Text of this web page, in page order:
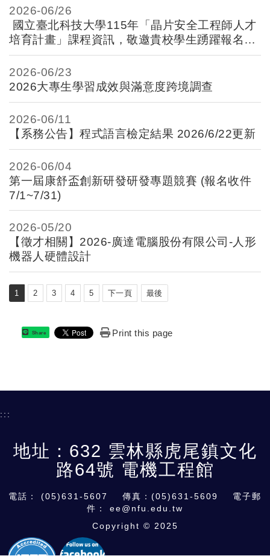
2026-06/26
國立臺北科技大學115年「晶片安全工程師人才
培育計畫」課程資訊，敬邀貴校學生踴躍報名參
加。
2026-06/23
2026大專生學習成效與滿意度跨境調查
2026-06/11
【系務公告】程式語言檢定結果 2026/6/22更新
2026-06/04
第一屆康舒盃創新研發研發專題競賽 (報名收件
7/1~7/31)
2026-05/20
【徵才相關】2026-廣達電腦股份有限公司-人形
機器人硬體設計
1 2 3 4 5 下一頁 最後
Share Print this page
:::
地址：632 雲林縣虎尾鎮文化
路64號 電機工程館
電話： (05)631-5607
傳真：(05)631-5609 電子郵
件： ee@nfu.edu.tw
Copyright © 2025